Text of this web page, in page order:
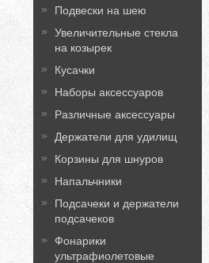
Подвески на шею
Увеличительные стекла
на козырек
Кусачки
Наборы аксессуаров
Различные аксессуары
Держатели для удилищ
Корзины для шнуров
Напальчники
Подсачеки и держатели
подсачеков
Фонарики
ультрафиолетовые